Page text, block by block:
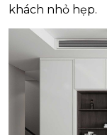
khách nhỏ hẹp.